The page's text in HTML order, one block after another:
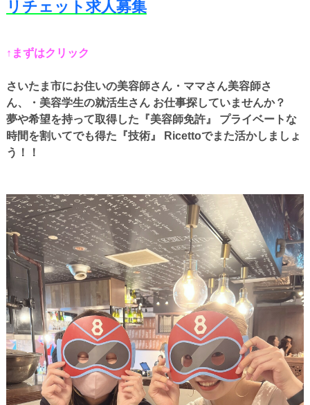
リチェット求人募集
↑まずはクリック
さいたま市にお住いの美容師さん・ママさん美容師さ
ん、・美容学生の就活生さん お仕事探していませんか？
夢や希望を持って取得した『美容師免許』 プライベートな
時間を割いてでも得た『技術』 Ricettoでまた活かしましょ
う！！